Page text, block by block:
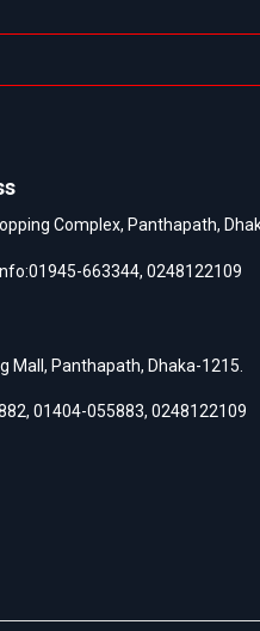
Complex, Panthapath,
01945-663344, 0248122109
Mall, Panthapath, Dhaka-1215.
, 01404-055883, 0248122109